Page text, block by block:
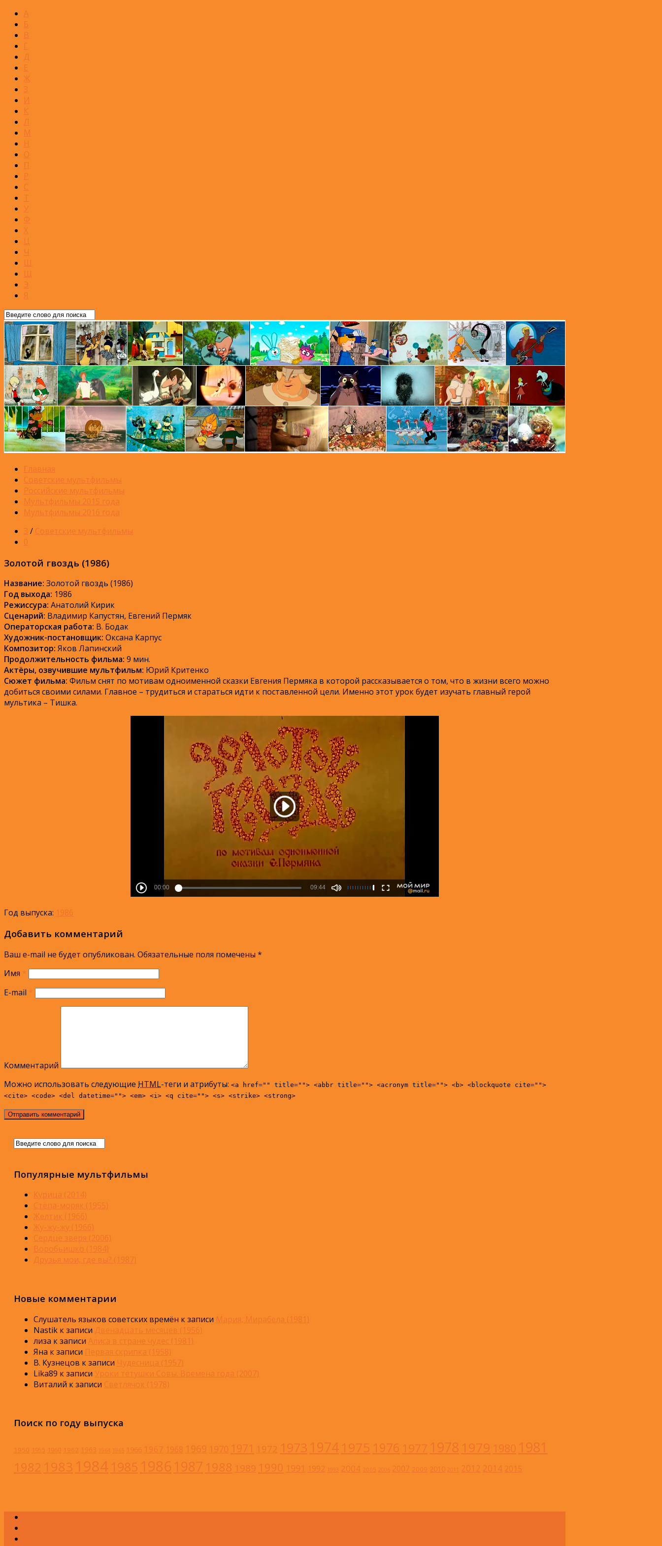
А
Б
В
Г
Д
Е
Ж
З
И
К
Л
М
Н
О
П
Р
С
Т
У
Ф
Х
Ц
Ч
Ш
Щ
Э
Я
Главная
Советские мультфильмы
Российские мультфильмы
Мультфильмы 2015 года
Мультфильмы 2016 года
З / Советские мультфильмы
0
Золотой гвоздь (1986)
Название: Золотой гвоздь (1986)
Год выхода: 1986
Режиссура: Анатолий Кирик
Сценарий: Владимир Капустян, Евгений Пермяк
Операторская работа: В. Бодак
Художник-постановщик: Оксана Карпус
Композитор: Яков Лапинский
Продолжительность фильма: 9 мин.
Актёры, озвучившие мультфильм: Юрий Критенко
Сюжет фильма: Фильм снят по мотивам одноименной сказки Евгения Пермяка в которой рассказывается о том, что в жизни всего можно
добиться своими силами. Главное – трудиться и стараться идти к поставленной цели. Именно этот урок будет изучать главный герой
мультика – Тишка.
Год выпуска: 1986
Добавить комментарий
Ваш e-mail не будет опубликован. Обязательные поля помечены *
Имя *
E-mail *
Комментарий
Можно использовать следующие HTML-теги и атрибуты: <a href="" title=""> <abbr title=""> <acronym title=""> <b> <blockquote cite="">
<cite> <code> <del datetime=""> <em> <i> <q cite=""> <s> <strike> <strong>
Популярные мультфильмы
Курица (2014)
Стёпа-моряк (1955)
Желтик (1966)
Жу-жу-жу (1966)
Сердце зверя (2006)
Воробьишко (1984)
Друзья мои, где вы? (1987)
Новые комментарии
Слушатель языков советских времён к записи Мария, Мирабела (1981)
Nastik к записи Двенадцать месяцев (1956)
лиза к записи Алиса в стране чудес (1981)
Яна к записи Первая скрипка (1958)
В. Кузнецов к записи Чудесница (1957)
Lika89 к записи Уроки тётушки Совы. Времена года (2007)
Виталий к записи Светлячок (1978)
Поиск по году выпуска
1950 1955 1960 1962 1963 1964 1965 1966 1967 1968 1969 1970 1971 1972 1973 1974 1975 1976 1977 1978 1979 1980 1981
1982 1983 1984 1985 1986 1987 1988 1989 1990 1991 1992 1993 2004 2005 2006 2007 2009 2010 2011 2012 2014 2015